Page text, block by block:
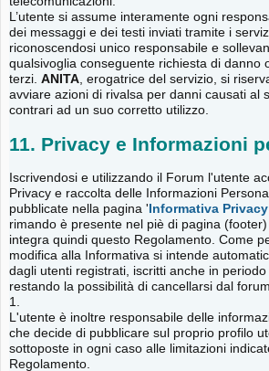
L’utente si assume interamente ogni
dei messaggi e dei testi inviati tramite i
riconoscendosi unico responsabile e
qualsivoglia conseguente richiesta di danno
terzi. ANITA, erogatrice del servizio, si
avviare azioni di rivalsa per danni causati al
contrari ad un suo corretto utilizzo.
11. Privacy e Informazioni
Iscrivendosi e utilizzando il Forum l'utente
Privacy e raccolta delle Informazioni
pubblicate nella pagina ' Informativa
rimando è presente nel piè di pagina
integra quindi questo Regolamento. Come
modifica alla Informativa si intende
dagli utenti registrati, iscritti anche in
restando la possibilità di cancellarsi dal
1.
L'utente è inoltre responsabile delle
che decide di pubblicare sul proprio profilo
sottoposte in ogni caso alle limitazioni
Regolamento.